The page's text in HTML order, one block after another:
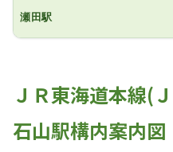
瀬田駅
ＪＲ東海道本線(
石山駅構内案内図